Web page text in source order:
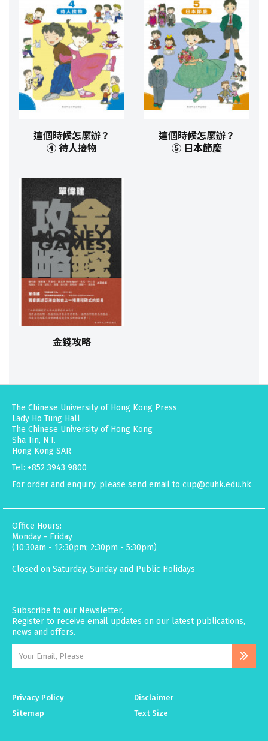
這個時候怎麼辦？
④ 待人接物
這個時候怎麼辦？
⑤ 日本節慶
金錢攻略
The Chinese University of Hong Kong Press
Lady Ho Tung Hall
The Chinese University of Hong Kong
Sha Tin, N.T.
Hong Kong SAR
Tel: +852 3943 9800
For order and enquiry, please send email to cup@cuhk.edu.hk
Office Hours:
Monday - Friday
(10:30am - 12:30pm; 2:30pm - 5:30pm)
Closed on Saturday, Sunday and Public Holidays
Subscribe to our Newsletter.
Register to receive email updates on our latest publications,
news and offers.
Privacy Policy
Disclaimer
Sitemap
Text Size